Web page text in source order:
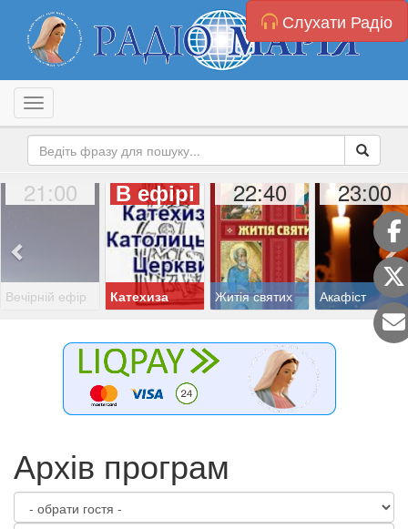
Слухати Радіо
Toggle navigation
21:00
Вечірній ефір
В ефірі
Катехиза
22:40
Житія святих
23:00
Акафіст
Архів програм